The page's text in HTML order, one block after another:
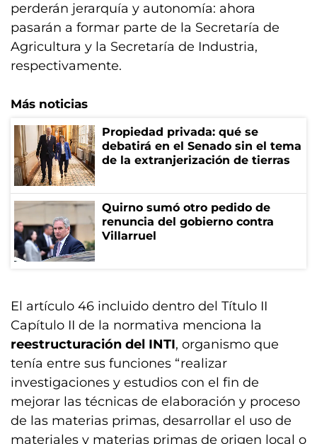
perderán jerarquía y autonomía: ahora
pasarán a formar parte de la Secretaría de
Agricultura y la Secretaría de Industria,
respectivamente.
Más noticias
Propiedad privada: qué se
debatirá en el Senado sin el tema
de la extranjerización de tierras
Quirno sumó otro pedido de
renuncia del gobierno contra
Villarruel
El artículo 46 incluido dentro del Título II
Capítulo II de la normativa menciona la
reestructuración del INTI, organismo que
tenía entre sus funciones “realizar
investigaciones y estudios con el fin de
mejorar las técnicas de elaboración y proceso
de las materias primas, desarrollar el uso de
materiales y materias primas de origen local o